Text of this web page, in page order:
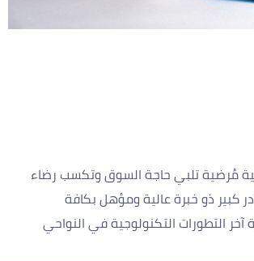
مُرضية تلبي حاجة السوق وتكسب رضاء
كبير ذو خبرة عالية ومؤهل بكافة
آخر التطورات التكنولوجية في النواحي